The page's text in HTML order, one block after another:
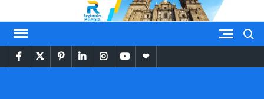
al
contenido
facebooktwitterpinterest
linkedininstagram
youtubethemespiral